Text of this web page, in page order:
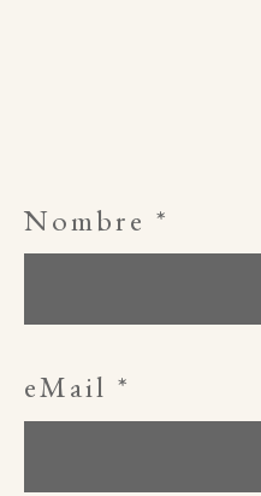
Nombre *
eMail *